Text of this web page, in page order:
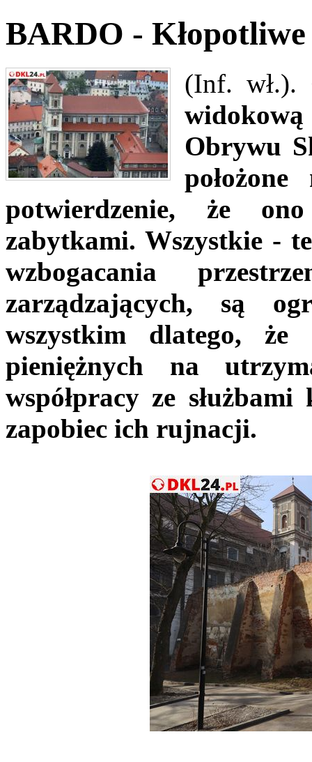
BARDO - Kłopotliwe
(Inf. wł.).
Obrywu
potwierdzenie, że
zabytkami. Wszystkie -
wzbogacania
zarządzających, są
wszystkim dlatego, że
pieniężnych na
współpracy ze
zapobiec ich rujnacji.